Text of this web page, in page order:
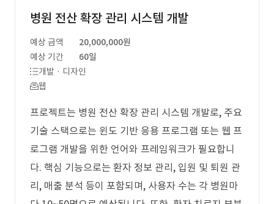
병원 전산 확장 관리 시스템 개발
예상 금액
20,000,000원
예상 기간
60일
개발 · 디자인
웹
프로젝트는 병원 전산 확장 관리 시스템 개발로, 주요
기술 스택으로는 윈도 기반 응용 프로그램 또는 웹 프
로그램 개발을 위한 언어와 프레임워크가 필요합니
다. 핵심 기능으로는 환자 정보 관리, 입원 및 퇴원 관
리, 매출 분석 등이 포함되며, 사용자 수는 각 병원마